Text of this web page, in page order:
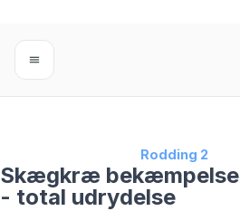
Rodding 2
Skægkræ bekæmpelse
- total udrydelse